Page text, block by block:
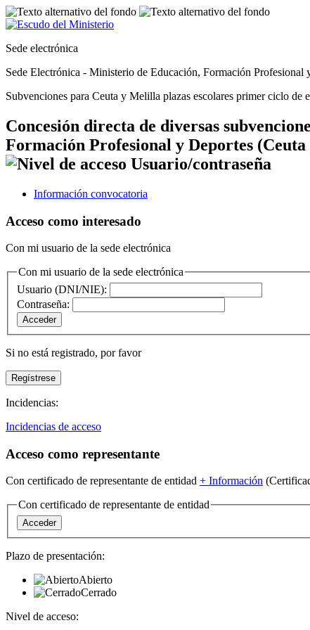
Sede electrónica
Sede Electrónica - Ministerio de Educación, Formación Profesional
Subvenciones para Ceuta y Melilla plazas escolares primer ciclo de
Concesión directa de diversas
Formación Profesional y Deportes
Información convocatoria
Acceso como interesado
Con mi usuario de la sede electrónica
Con mi usuario de la sede electrónica
Usuario (DNI/NIE):
Contraseña:
Si no está registrado, por favor
Incidencias:
Incidencias de acceso
Acceso como representante
Con certificado de representante de entidad + Información
Con certificado de representante de entidad
Plazo de presentación:
Abierto
Cerrado
Nivel de acceso: